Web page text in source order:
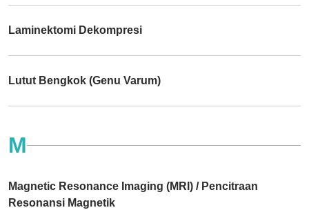
Laminektomi Dekompresi
Lutut Bengkok (Genu Varum)
M
Magnetic Resonance Imaging (MRI) / Pencitraan
Resonansi Magnetik